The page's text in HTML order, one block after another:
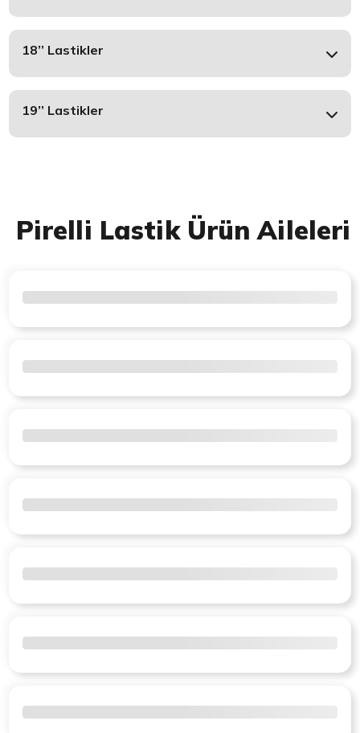
18’’ Lastikler
19’’ Lastikler
Pirelli Lastik Ürün Aileleri